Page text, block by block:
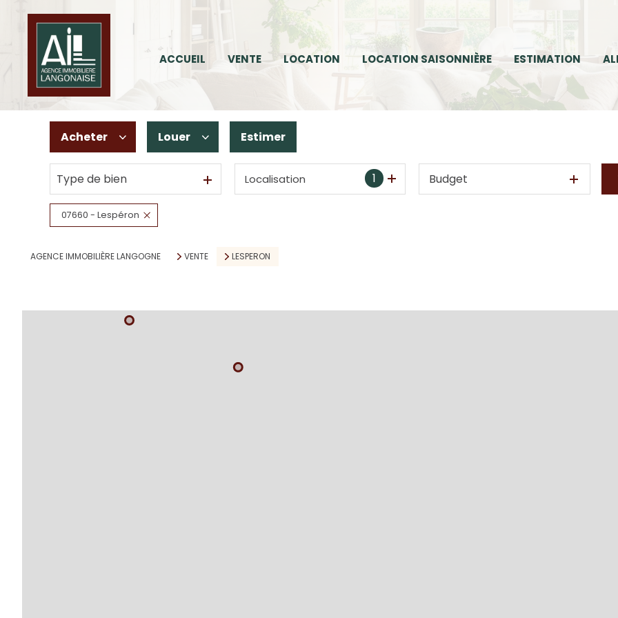
ACCUEIL VENTE LOCATION LOCATION SAISONNIÈRE ESTIMATION
Acheter
De l'ancien
De l'immo pro
Louer
à l'année
Estimer
Type de bien 1
Localisation Budget
07660 - Lespéron
AGENCE IMMOBILIÈRE LANGOGNE VENTE LESPERON
2